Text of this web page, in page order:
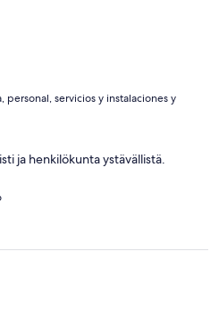
personal, servicios y instalaciones y
ja henkilökunta ystävällistä.